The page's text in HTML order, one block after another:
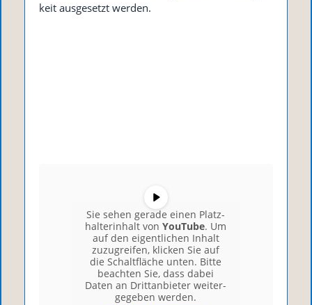
keit aus­ge­setzt werden.
Sie sehen gera­de einen Platz­
hal­ter­in­halt vonYou­Tube. Um
auf den eigent­li­chen Inhalt
zuzu­grei­fen, kli­cken Sie auf
die Schalt­flä­che unten. Bit­te
beach­ten Sie, dass dabei
Daten an Dritt­an­bie­ter wei­ter­
ge­ge­ben werden.